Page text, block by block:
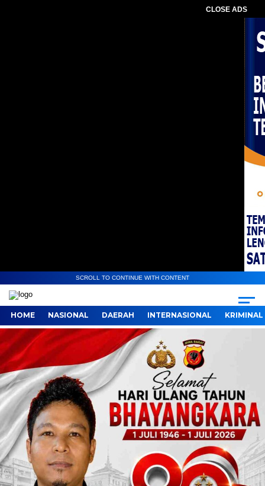
CLOSE ADS
SCROLL TO CONTINUE WITH CONTENT
HOME NASIONAL DAERAH INTERNASIONAL KRIMINAL